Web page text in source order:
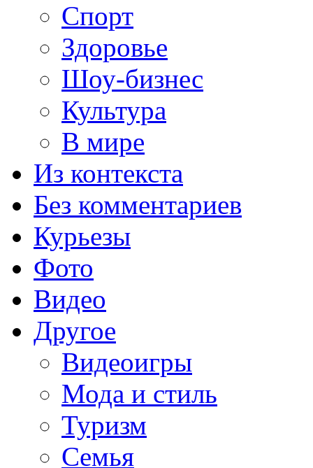
Спорт
Здоровье
Шоу-бизнес
Культура
В мире
Из контекста
Без комментариев
Курьезы
Фото
Видео
Другое
Видеоигры
Мода и стиль
Туризм
Семья